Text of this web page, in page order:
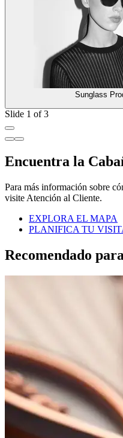
Sunglass
Slide 1 of 3
Encuentra la
Para más información sobre
visite Atención al Cliente.
EXPLORA EL MAPA
PLANIFICA TU
Recomendado